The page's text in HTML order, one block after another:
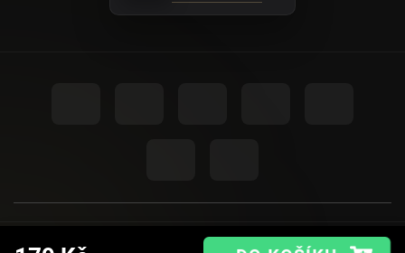
UPRAVIT NASTAVENÍ COOKIES